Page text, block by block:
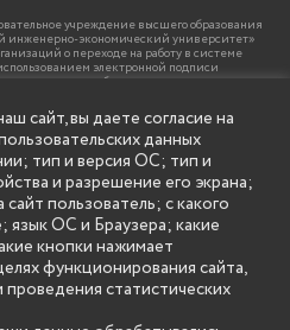
учреждение высшего образования
инженерно-экономический университет»
о переходе на работу в системе
электронной подписи
внимание, что бумажная копия документа,
организации с проставлением отметки
лица в соответствии с требованиями ГОСТ
документация. Требования к
представленные на нашем сайте
и предназначены только для ознакомления.
образом не претендует на обозначение
Авторы не несут ответственности
их в целях, запрещенных Уголовным
вы соглашаетесь с указанными
сайт, вы даете согласие на
данных
тип и версия ОС; тип и
и разрешение его экрана;
пользователь; с какого
язык ОС и Браузера; какие
кнопки нажимает
функционирования сайта,
статистических